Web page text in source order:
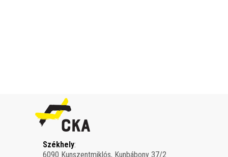
Székhely:
6090 Kunszentmiklós, Kunbábony 37/2